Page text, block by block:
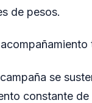
de pesos.
se
constante